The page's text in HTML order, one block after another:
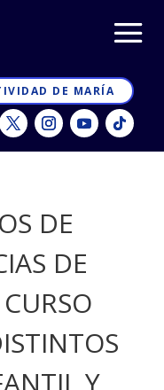
DE MARÍA
DE
DE
Y